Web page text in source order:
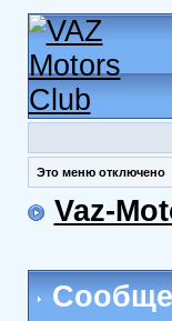
Это меню отключено
Vaz-